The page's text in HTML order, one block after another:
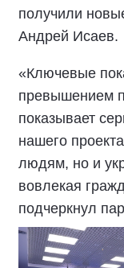
получили
Андрей Исаев.
«Ключевые
превышением
показывает
нашего
людям, но и
вовлекая
подчеркнул